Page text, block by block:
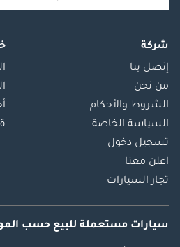
شركة
إتصل بنا
من نحن
الشروط والأحكام
السياسة الخاصة
تسجيل دخول
اعلن معنا
تجار السيارات
سيارات مستعملة للبيع حسب